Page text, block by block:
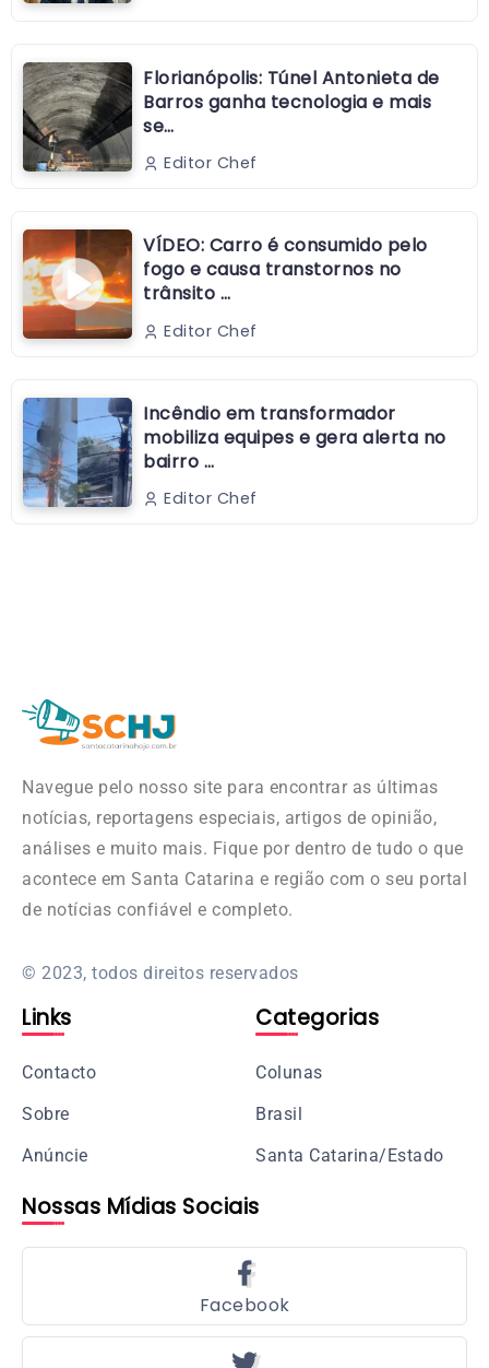
Florianópolis: Túnel Antonieta de
Barros ganha tecnologia e mais
se…
Editor Chef
VÍDEO: Carro é consumido pelo
fogo e causa transtornos no
trânsito …
Editor Chef
Incêndio em transformador
mobiliza equipes e gera alerta no
bairro …
Editor Chef
Navegue pelo nosso site para encontrar as últimas
notícias, reportagens especiais, artigos de opinião,
análises e muito mais. Fique por dentro de tudo o que
acontece em Santa Catarina e região com o seu portal
de notícias confiável e completo.
© 2023, todos direitos reservados
Links
Contacto
Sobre
Anúncie
Categorias
Colunas
Brasil
Santa Catarina/Estado
Nossas Mídias Sociais
Facebook